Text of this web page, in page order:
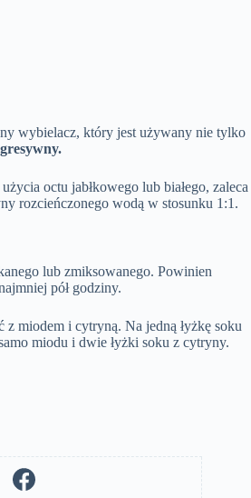
wybielacz, który jest używany nie tylko
octu jabłkowego lub białego, zaleca
rozcieńczonego wodą w stosunku 1:1.
lub zmiksowanego. Powinien
pół godziny.
z miodem i cytryną. Na jedną łyżkę soku
miodu i dwie łyżki soku z cytryny.